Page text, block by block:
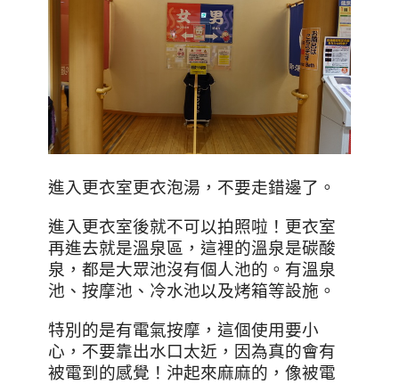
進入更衣室更衣泡湯，不要走錯邊了。
進入更衣室後就不可以拍照啦！更衣室
再進去就是溫泉區，這裡的溫泉是碳酸
泉，都是大眾池沒有個人池的。有溫泉
池、按摩池、冷水池以及烤箱等設施。
特別的是有電氣按摩，這個使用要小
心，不要靠出水口太近，因為真的會有
被電到的感覺！沖起來麻麻的，像被電